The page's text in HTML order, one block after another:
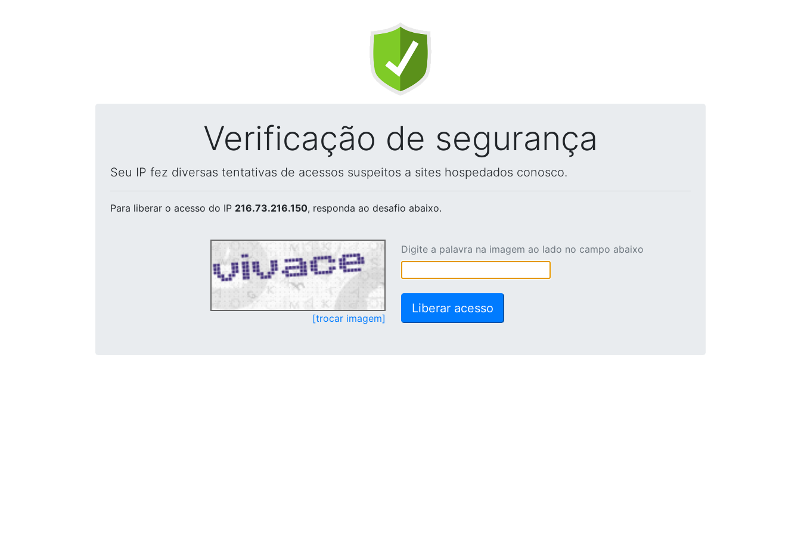
Verificação de segurança
Seu IP fez diversas tentativas de acessos suspeitos a sites hospedados conosco.
Para liberar o acesso do IP 216.73.216.150, responda ao desafio abaixo.
[trocar imagem]
Digite a palavra na imagem ao lado no campo abaixo